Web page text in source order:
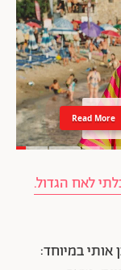
Read More
לאח הגדול.
במיוחד: